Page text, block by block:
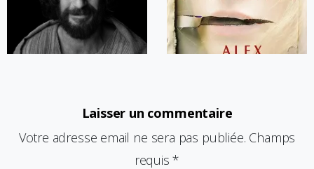
Laisser un commentaire
Votre adresse email ne sera pas publiée. Champs
requis *